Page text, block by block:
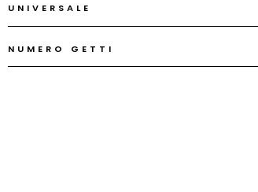
UNIVERSALE
NUMERO GETTI